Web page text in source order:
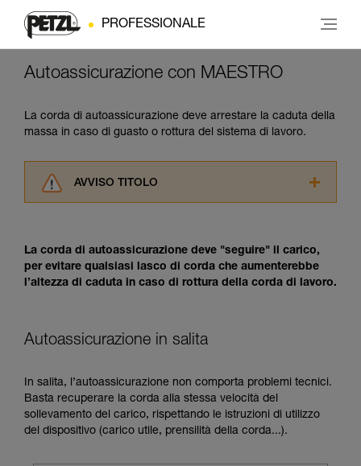
PROFESSIONALE
Autoassicurazione con MAESTRO
La corda di autoassicurazione deve arrestare la caduta della
massa in caso di guasto o rottura del sistema di lavoro.
AVVISO TITOLO
consultarlo. Dovete aver compreso le
informazioni dell’istruzione tecnica per poter
capire queste ulteriori informazioni.
capacità di rifare la manovra, da soli, in piena
attività. Ne possono esistere altre che non
vengono qui descritte.
La corda di autoassicurazione deve "seguire" il carico,
per evitare qualsiasi lasco di corda che aumenterebbe
l’altezza di caduta in caso di rottura della corda di lavoro.
Autoassicurazione in salita
In salita, l’autoassicurazione non comporta problemi tecnici.
Basta recuperare la corda alla stessa velocità del
sollevamento del carico, rispettando le istruzioni di utilizzo
del dispositivo (carico utile, prensilità della corda...).